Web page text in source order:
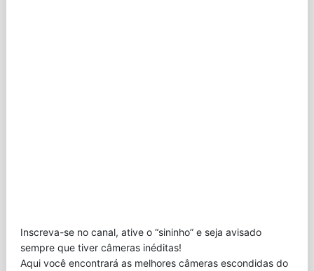
Inscreva-se no canal, ative o “sininho” e seja avisado
sempre que tiver câmeras inéditas!
Aqui você encontrará as melhores câmeras escondidas do